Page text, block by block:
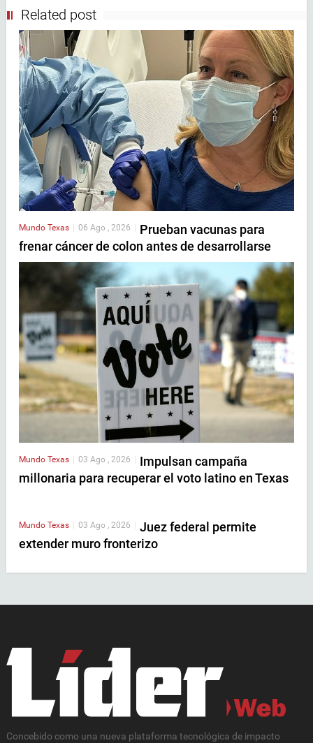
Related post
Mundo Texas | 06 Ago , 2026 | Prueban vacunas para
frenar cáncer de colon antes de desarrollarse
Mundo Texas 03 Ago , 2026
Impulsan campaña
millonaria para recuperar el voto latino en Texas
Mundo Texas 03 Ago , 2026
Juez federal permite
extender muro fronterizo
Concebido como una nueva plataforma tecnológica de impacto